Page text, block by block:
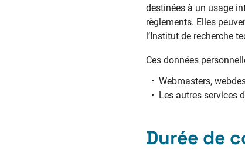
destinées à un usage
règlements. Elles
l’Institut de recherche
Ces données
Webmasters,
Les autres services
Durée de